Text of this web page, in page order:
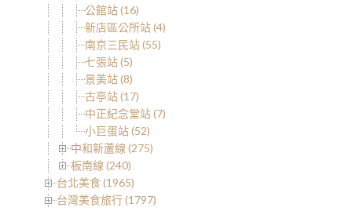
公館站 (16)
新店區公所站 (4)
南京三民站 (55)
七張站 (5)
景美站 (8)
古亭站 (17)
中正紀念堂站 (7)
小巨蛋站 (52)
中和新蘆線 (275)
板南線 (240)
台北美食 (1965)
台灣美食旅行 (1797)